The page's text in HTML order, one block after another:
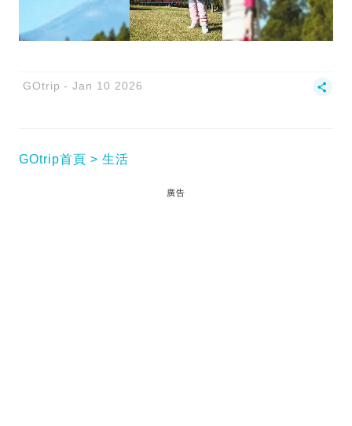
GOtrip Jan 10 2026
GOtrip首頁 生活
廣告